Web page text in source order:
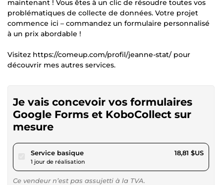
maintenant ! Vous êtes à un clic de résoudre toutes vos
problématiques de collecte de données. Votre projet
commence ici – commandez un formulaire personnalisé
à un prix abordable !
Visitez https://comeup.com/profil/jeanne-stat/ pour
découvrir mes autres services.
Je vais concevoir vos formulaires
Google Forms et KoboCollect sur
mesure
Service basiquepour 17,34 $US
1 jour de réalisation
18,81 $US
Ce vendeur n’est pas assujetti à la TVA.